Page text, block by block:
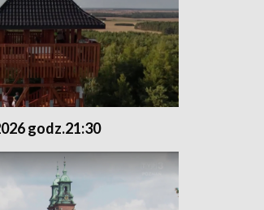
godz.21:30